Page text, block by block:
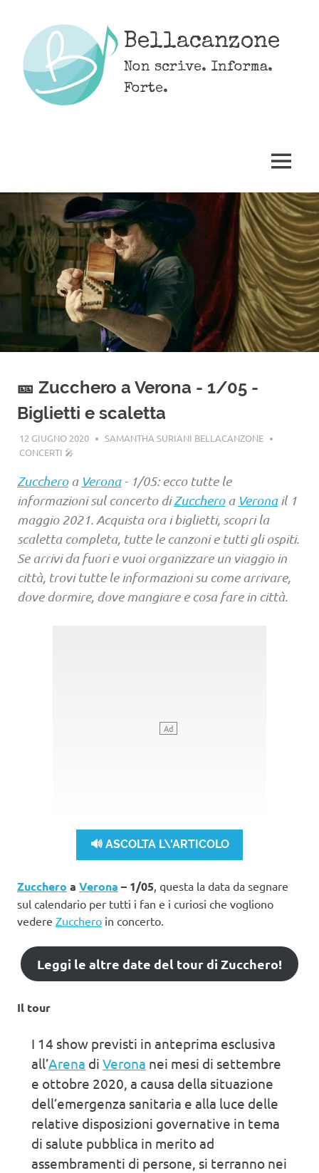
content
Bellacanzone
Non scrive. Informa.
Forte.
MENU
🎫 Zucchero a Verona - 1/05 -
Biglietti e scaletta
12 GIUGNO 2020
SAMANTHA SURIANI BELLACANZONE
CONCERTI 🎤
Zuccheroa Verona- 1/05: ecco tutte le
informazioni sul concerto diZuccheroa Veronail 1
maggio 2021. Acquista ora i biglietti, scopri la
scaletta completa, tutte le canzoni e tutti gli ospiti.
Se arrivi da fuori e vuoi organizzare un viaggio in
città, trovi tutte le informazioni su come arrivare,
dove dormire, dove mangiare e cosa fare in città.
🔊 ASCOLTA L\'ARTICOLO
Zucchero a Verona – 1/05 , questa la data da segnare
sul calendario per tutti i fan e i curiosi che vogliono
vedere Zucchero in concerto.
Leggi le altre date del tour di Zucchero!
Il tour
I 14 show previsti in anteprima esclusiva
all’Arena di Verona nei mesi di settembre
e ottobre 2020, a causa della situazione
dell’emergenza sanitaria e alla luce delle
relative disposizioni governative in tema
di salute pubblica in merito ad
assembramenti di persone, si terranno nei